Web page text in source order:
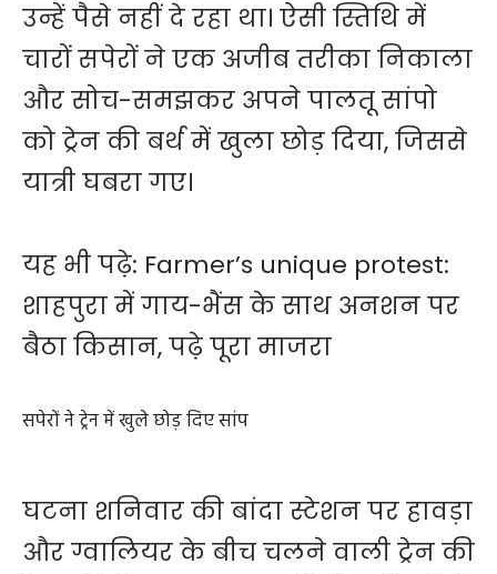
उन्हें पैसे नहीं दे रहा था। ऐसी स्तिथि में
चारों सपेरों ने एक अजीब तरीका निकाला
और सोच-समझकर अपने पालतू सांपो
को ट्रेन की बर्थ में खुला छोड़ दिया, जिससे
यात्री घबरा गए।
यह भी पढ़े: Farmer’s unique protest:
शाहपुरा में गाय-भैंस के साथ अनशन पर
बैठा किसान, पढ़े पूरा माजरा
सपेरों ने ट्रेन में खुले छोड़ दिए सांप
घटना शनिवार की बांदा स्टेशन पर हावड़ा
और ग्वालियर के बीच चलने वाली ट्रेन की